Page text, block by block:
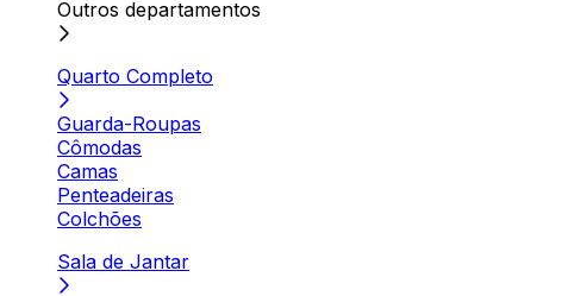
Outros departamentos
Quarto Completo
Guarda-Roupas
Cômodas
Camas
Penteadeiras
Colchões
Sala de Jantar